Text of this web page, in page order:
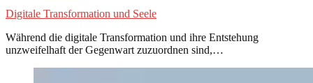
Digitale Transformation und Seele
Während die digitale Transformation und ihre Entstehung
unzweifelhaft der Gegenwart zuzuordnen sind,…